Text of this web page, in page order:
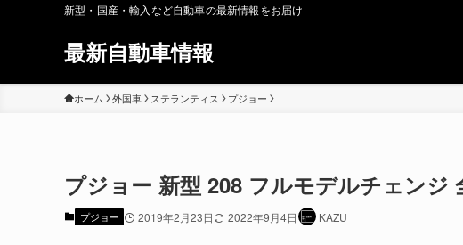
新型・国産・輸入など自動車の最新情報をお届け
最新自動車情報
ホーム 外国車 ステランティス プジョー
プジョー 新型 208 フルモデルチェンジ
プジョー 2019年2月23日 2022年9月4日 KAZU